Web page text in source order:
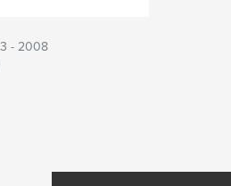
- 2008